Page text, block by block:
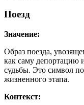
Поезд
Значение:
Образ поезда,
как саму депортацию
судьбы. Это символ
жизненного этапа.
Контекст: